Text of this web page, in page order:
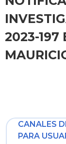
2023-197
CANALES
PARA